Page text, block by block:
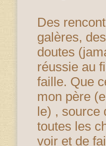
Des
galères,
doutes
réussie au
faille. Que
mon père
le) , source
toutes les
voir et de